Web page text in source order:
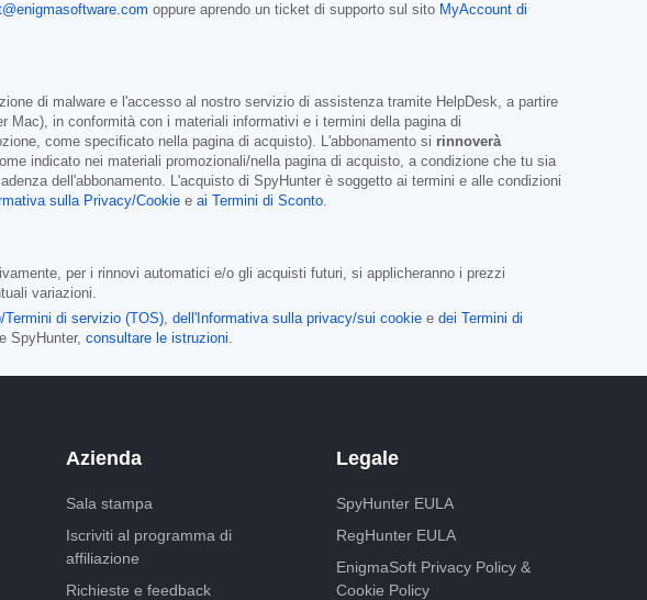
oppure aprendo un ticket di supporto sul sito MyAccount di
di malware e l'accesso al nostro servizio di assistenza tramite HelpDesk, a partire
Mac), in conformità con i materiali informativi e i termini della pagina di
come specificato nella pagina di acquisto). L'abbonamento si rinnoverà
indicato nei materiali promozionali/nella pagina di acquisto, a condizione che tu sia
dell'abbonamento. L'acquisto di SpyHunter è soggetto ai termini e alle condizioni
sulla Privacy/Cookie e ai Termini di Sconto
per i rinnovi automatici e/o gli acquisti futuri, si applicheranno i prezzi
variazioni.
Termini di servizio (TOS) dell'Informativa sulla privacy/sui cookie e dei Termini di
SpyHunter, consultare le istruzioni
Azienda
Sala stampa
Iscriviti al programma di
affiliazione
Richieste e feedback
Legale
SpyHunter EULA
RegHunter EULA
EnigmaSoft Privacy Policy &
Cookie Policy